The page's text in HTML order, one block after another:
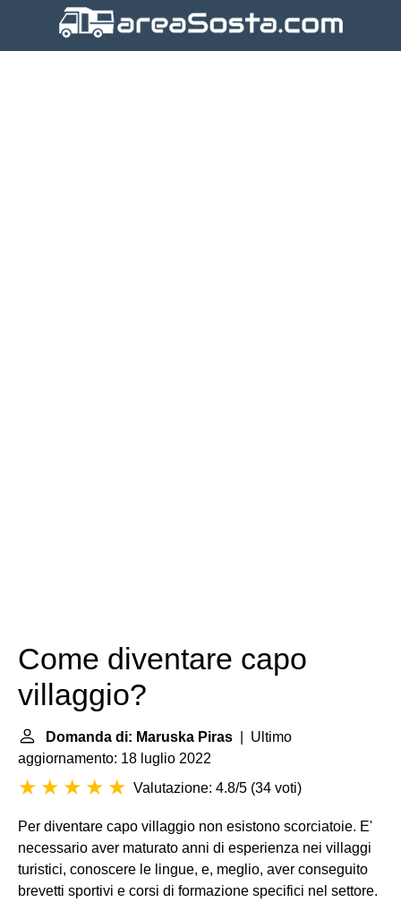
Come diventare capo
villaggio?
Domanda di: Maruska Piras | Ultimo
aggiornamento: 18 luglio 2022
Valutazione: 4.8/5 (34 voti)
Per diventare capo villaggio non esistono scorciatoie. E'
necessario aver maturato anni di esperienza nei villaggi
turistici, conoscere le lingue, e, meglio, aver conseguito
brevetti sportivi e corsi di formazione specifici nel settore.